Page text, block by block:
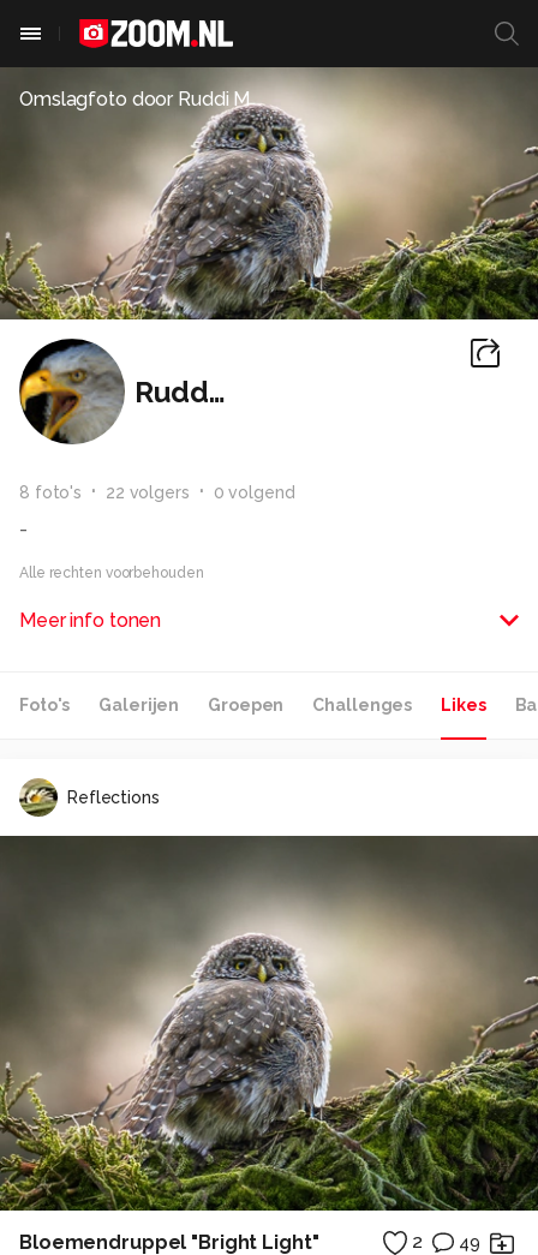
Omslagfoto door Ruddi M
Ruddi M
8 foto's 22 volgers 0 volgend
-
Alle rechten voorbehouden
Meer info tonen
Foto's Galerijen Groepen Challenges Likes
Reflections
Bloemendruppel "Bright Light" 2 49